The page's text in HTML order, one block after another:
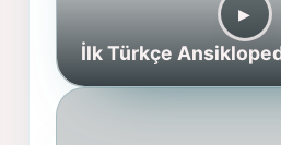
▶︎
İlk Türkçe